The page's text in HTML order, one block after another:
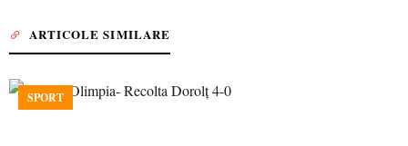
ARTICOLE SIMILARE
SPORT